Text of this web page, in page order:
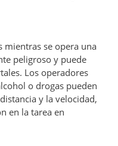
mientras se opera una
peligroso y puede
Los operadores
o drogas pueden
y la velocidad,
en la tarea en